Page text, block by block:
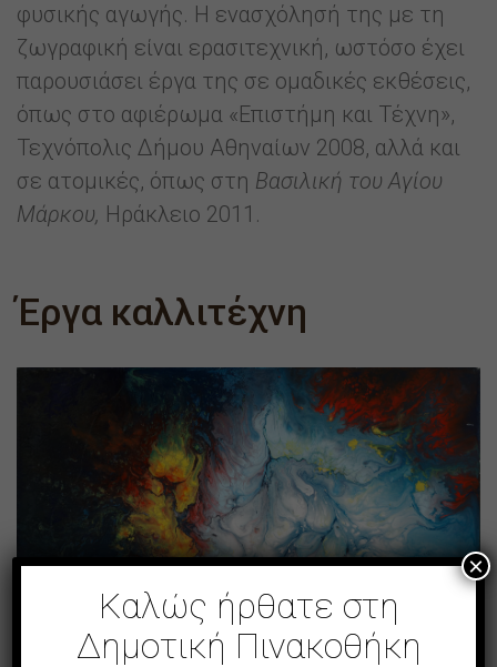
φυσικής αγωγής. Η ενασχόλησή της με τη
ζωγραφική είναι ερασιτεχνική, ωστόσο έχει
παρουσιάσει έργα της σε ομαδικές εκθέσεις,
όπως στο αφιέρωμα «Επιστήμη και Τέχνη»,
Τεχνόπολις Δήμου Αθηναίων 2008, αλλά και
σε ατομικές, όπως στη Βασιλική του Αγίου
Μάρκου, Ηράκλειο 2011.
Έργα καλλιτέχνη
Καλώς ήρθατε στη
Δημοτική Πινακοθήκη
×